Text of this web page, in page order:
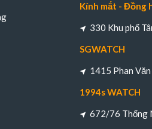
Kính mắt - Đồng
330 Khu phố
SGWATCH
1415 Phan
1994s WATCH
672/76 Thống